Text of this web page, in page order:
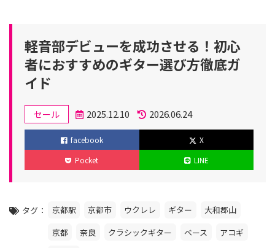
軽音部デビューを成功させる！初心
者におすすめのギター選び方徹底ガ
イド
テ
ゴ
セール
投
稿
2025.12.10
更
新
2026.06.24
facebook
X
Pocket
LINE
タグ 京都駅 京都市 ウクレレ ギター
大和郡山
京都
奈良 クラシックギター ベース
アコギ